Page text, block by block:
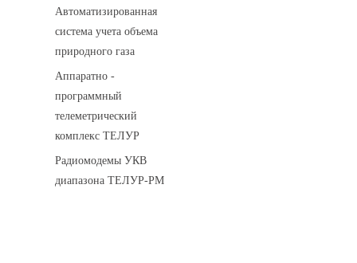
Автоматизированная
система учета объема
природного газа
Аппаратно -
программный
телеметрический
комплекс ТЕЛУР
Радиомодемы УКВ
диапазона ТЕЛУР-РМ